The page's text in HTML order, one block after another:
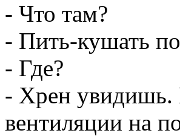
- Что там?
- Пить-кушать
- Где?
- Хрен увидишь.
вентиляции на